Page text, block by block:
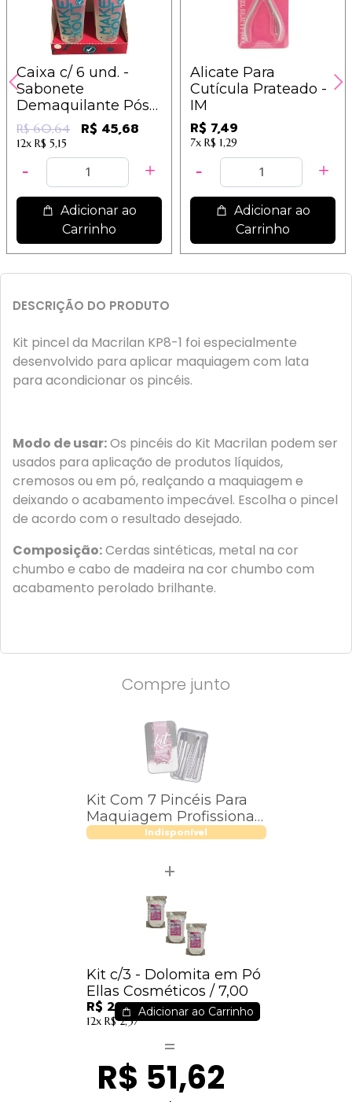
Caixa c/ 6 und. -
Sabonete
Demaquilante Pós
Maquiagem - Make
Out - Dermachem
R$ 60,64 R$ 45,68
12x R$ 5,15
Adicionar ao
Carrinho
Alicate Para
Cutícula Prateado -
IM
R$ 7,49
7x R$ 1,29
Adicionar ao
Carrinho
DESCRIÇÃO DO PRODUTO
Kit pincel da Macrilan KP8-1 foi especialmente
desenvolvido para aplicar maquiagem com lata
para acondicionar os pincéis.
Modo de usar:Os pincéis do Kit Macrilan podem ser
usados para aplicação de produtos líquidos,
cremosos ou em pó, realçando a maquiagem e
deixando o acabamento impecável. Escolha o pincel
de acordo com o resultado desejado.
Composição:Cerdas sintéticas, metal na cor
chumbo e cabo de madeira na cor chumbo com
acabamento perolado brilhante.
Compre junto
Kit Com 7 Pincéis Para
Maquiagem Profissional
Macrilan Kp8-1
Indisponível
Kit c/3 - Dolomita em Pó
Ellas Cosméticos / 7,00
R$ 21,00
12x R$ 2,37
Adicionar ao Carrinho
R$ 51,62